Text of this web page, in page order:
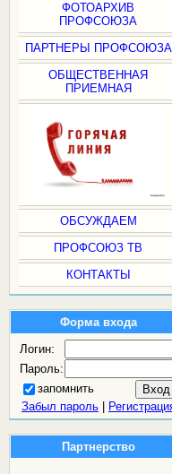
ФОТОАРХИВ
ПРОФСОЮЗА
ПАРТНЕРЫ ПРОФСОЮЗА
ОБЩЕСТВЕННАЯ
ПРИЕМНАЯ
ОБСУЖДАЕМ
ПРОФСОЮЗ ТВ
КОНТАКТЫ
Форма входа
Логин:
Пароль:
запомнить
Забыл пароль|
Партнерство